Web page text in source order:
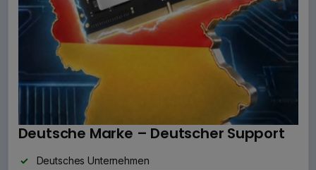
Deutsche Marke – Deutscher Support
Deutsches Unternehmen